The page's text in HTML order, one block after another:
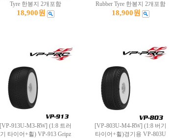
Tyre 한봉지 2개포함
18,900원
Rubber Tyre 한봉지 2개포함
18,900원
[VP-913U-M3-RW] (1:8 트러
기 타이어+휠) VP-913 Gripz
[VP-803U-M4-RW] (1:8 버기
타이어+휠)경기용 VP-803U